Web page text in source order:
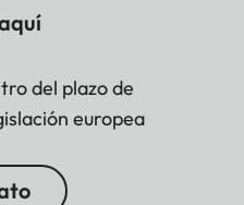
del plazo de
europea